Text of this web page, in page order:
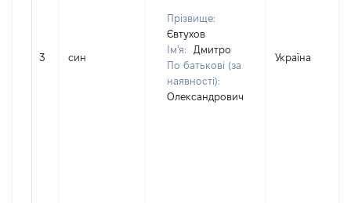
3 син
Прізвище:
Євтухов
Ім'я:
Дмитро
По батькові (за
наявності):
Олександрович
Україна